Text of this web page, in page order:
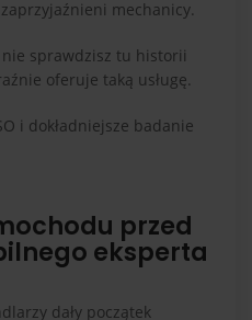
mechanicy.
sprawdzisz tu historii
oferuje taką usługę.
i dokładniejsze badanie
przed
eksperta
dały początek